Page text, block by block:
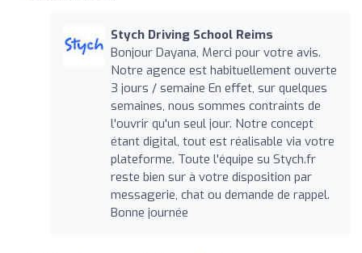
Stych Driving School Reims
Bonjour Dayana, Merci pour votre avis.
Notre agence est habituellement ouverte
3 jours / semaine En effet, sur quelques
semaines, nous sommes contraints de
l'ouvrir qu'un seul jour. Notre concept
étant digital, tout est réalisable via votre
plateforme. Toute l'équipe su Stych.fr
reste bien sur à votre disposition par
messagerie, chat ou demande de rappel.
Bonne journée